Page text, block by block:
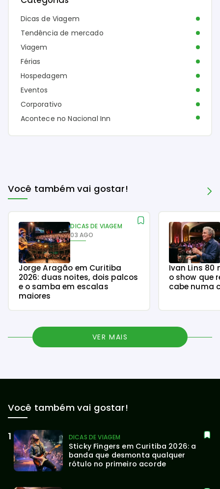
Dicas de Viagem
Tendência de mercado
Viagem
Férias
Hospedagem
Eventos
Corporativo
Acontece no Nacional Inn
Você também vai gostar!
DICAS DE VIAGEM
03 AGO
Jorge Aragão em Curitiba
2026: duas noites, dois palcos
e o samba em escalas
maiores
Ivan Lins 80
o show que
cabe numa
VER MAIS
Você também vai gostar!
DICAS DE VIAGEM
Sticky Fingers em Curitiba 2026: a
banda que desmonta qualquer
rótulo no primeiro acorde